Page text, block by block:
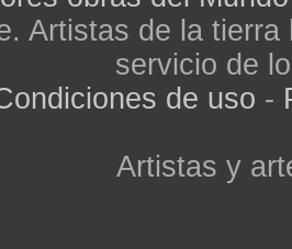
Artistas de la
servicio de
de uso -
Artistas y